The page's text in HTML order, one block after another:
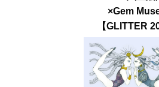
×Gem
【GLITTER
SUMMER